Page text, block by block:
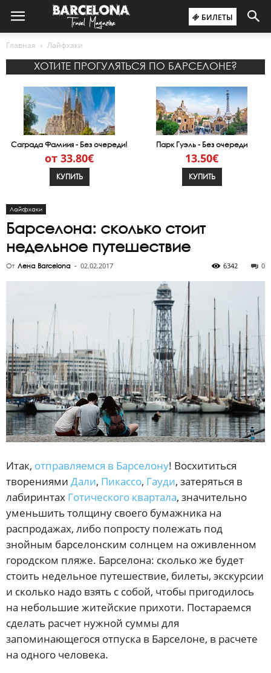
БИЛЕТЫ
Главная Лайфхаки
ХОТИТЕ ПРОГУЛЯТЬСЯ ПО БАРСЕЛОНЕ?
Саграда Фамиия - Без очереди!
от 33.80€
КУПИТЬ
Парк Гуэль - Без очереди
13.50€
КУПИТЬ
Лайфхаки
Барселона: сколько стоит
недельное путешествие
От Лена Barcelona - 02.02.2017 0
6342
Итак, отправляемся в Барселону! Восхититься
творениями Дали, Пикассо, Гауди, затеряться в
лабиринтах Готического квартала, значительно
уменьшить толщину своего бумажника на
распродажах, либо попросту полежать под
знойным барселонским солнцем на оживленном
городском пляже. Барселона: сколько же будет
стоить недельное путешествие, билеты, экскурсии
и сколько надо взять с собой, чтобы пригодилось
на небольшие житейские прихоти. Постараемся
сделать расчет нужной суммы для
запоминающегося отпуска в Барселоне, в расчете
на одного человека.